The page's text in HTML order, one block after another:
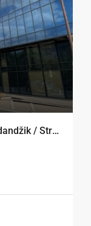
Jednosoban stan – ZENICA – Mejdandžik / Strogi centar